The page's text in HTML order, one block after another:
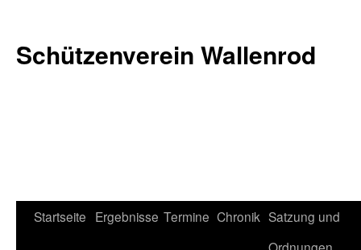
Schützenverein Wallenrod
Zum
Startseite Ergebnisse Termine Chronik Satzung und